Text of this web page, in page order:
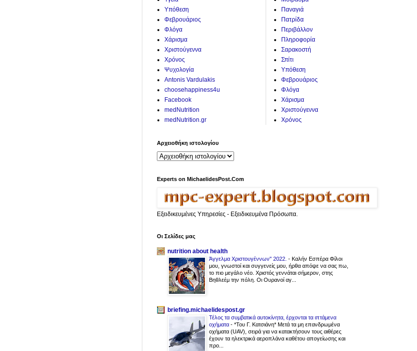
Υπόθεση
Φεβρουάριος
Φλόγα
Χάρισμα
Χριστούγεννα
Χρόνος
Ψυχολογία
Antonis Vardulakis
choosehappiness4u
Facebook
medNutrition
medNutrition.gr
Παναγιά
Πατρίδα
Περιβάλλον
Πληροφορία
Σαρακοστή
Σπίτι
Υπόθεση
Φεβρουάριος
Φλόγα
Χάρισμα
Χριστούγεννα
Χρόνος
Αρχειοθήκη ιστολογίου
Experts on MichaelidesPost.Com
Εξειδικευμένες Υπηρεσίες - Εξειδικευμένα Πρόσωπα.
Οι Σελίδες μας
nutrition about health
Άγγελμα Χριστουγέννων" 2022. - Καλήν Εσπέρα Φίλοι
μου, γνωστοί και συγγενείς μου, ήρθα απόψε να σας πω,
το πιο μεγάλο νέο. Χριστός γεννάται σήμερον, στης
Βηθλεέμ την πόλη. Οι Ουρανοί αγ...
briefing.michaelidespost.gr
Τέλος τα συμβατικά αυτοκίνητα, έρχονται τα ιπτάμενα
οχήματα - *Του Γ. Κατσιάνη* Μετά τα μη επανδρωμένα
οχήματα (UAV), σειρά για να κατακτήσουν τους αιθέρες
έχουν τα ηλεκτρικά αεροπλάνα καθέτου απογείωσης και
προ...